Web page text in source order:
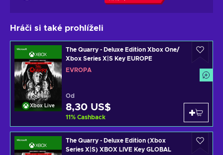
Hráči si také prohlíželi
Xbox Live
The Quarry - Deluxe Edition Xbox One/
Xbox Series X|S Key EUROPE
EVROPA
Od
8,30 US$
11% Cashback
The Quarry - Deluxe Edition (Xbox
Series X|S) XBOX LIVE Key GLOBAL